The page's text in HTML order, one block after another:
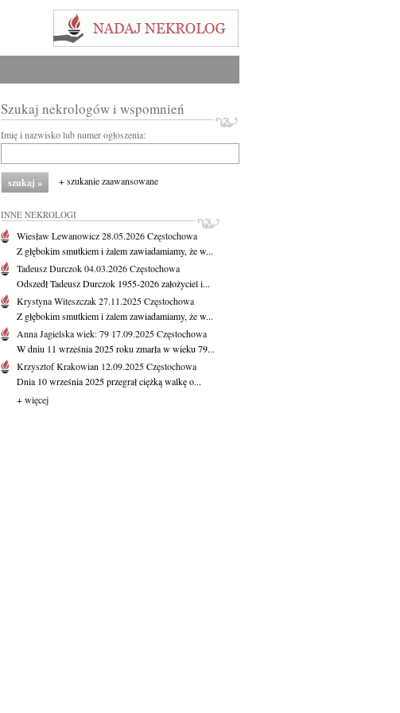
Szukaj nekrologów i wspomnień
Imię i nazwisko lub numer ogłoszenia:
+ szukanie zaawansowane
INNE NEKROLOGI
Wiesław Lewanowicz28.05.2026Częstochowa
Z głębokim smutkiem i żalem zawiadamiamy, że w...
Tadeusz Durczok04.03.2026Częstochowa
Odszedł Tadeusz Durczok 1955-2026 założyciel i...
Krystyna Witeszczak27.11.2025Częstochowa
Z głębokim smutkiem i żalem zawiadamiamy, że w...
Anna Jagielskawiek: 79 17.09.2025Częstochowa
W dniu 11 września 2025 roku zmarła w wieku 79...
Krzysztof Krakowian 12.09.2025Częstochowa
Dnia 10 września 2025 przegrał ciężką walkę o...
+ więcej